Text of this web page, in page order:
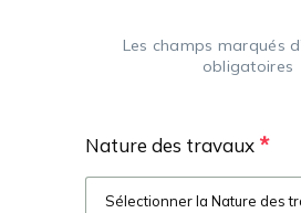
Les champs marqués
obligatoires
Nature des travaux *